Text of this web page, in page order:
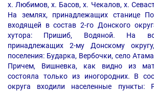
х. Любимов, х. Басов, х. Чекалов, х.
На землях, принадлежащих станице
входящей в состав 2-го Донского
хутора: Пришиб, Водяной. На
принадлежащих 2-му Донскому
поселения: Бударка, Вербочки, село
Причем, Вишневка, как видно из
состояла только из иногородних. В
округа входили населенные пункты: